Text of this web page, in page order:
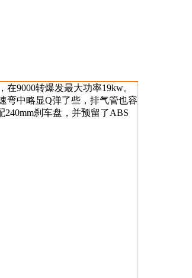
9000转爆发最大功率19kw。
弯中略显Q弹了些，排气管也容
刹车盘，并预留了ABS